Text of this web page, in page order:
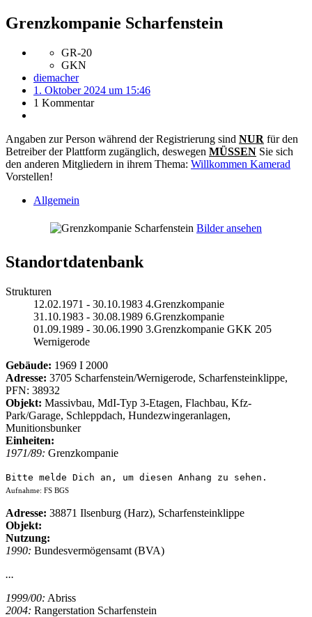
Grenzkompanie Scharfenstein
GR-20
GKN
diemacher
1. Oktober 2024 um 15:46
1 Kommentar
Angaben zur Person während der Registrierung sind NUR für den
Betreiber der Plattform zugänglich, deswegen MÜSSEN Sie sich
den anderen Mitgliedern in ihrem Thema: Willkommen Kamerad
Vorstellen!
Allgemein
Bilder ansehen
Standortdatenbank
Strukturen
12.02.1971 - 30.10.1983 4.Grenzkompanie
31.10.1983 - 30.08.1989 6.Grenzkompanie
01.09.1989 - 30.06.1990 3.Grenzkompanie GKK 205
Wernigerode
Gebäude: 1969 I 2000
Adresse: 3705 Scharfenstein/Wernigerode, Scharfensteinklippe,
PFN: 38932
Objekt: Massivbau, MdI-Typ 3-Etagen, Flachbau, Kfz-
Park/Garage, Schleppdach, Hundezwingeranlagen,
Munitionsbunker
Einheiten:
1971/89: Grenzkompanie
Bitte melde Dich an, um diesen Anhang zu sehen.
Aufnahme: FS BGS
Adresse: 38871 Ilsenburg (Harz), Scharfensteinklippe
Objekt:
Nutzung:
1990: Bundesvermögensamt (BVA)
...
1999/00: Abriss
2004: Rangerstation Scharfenstein